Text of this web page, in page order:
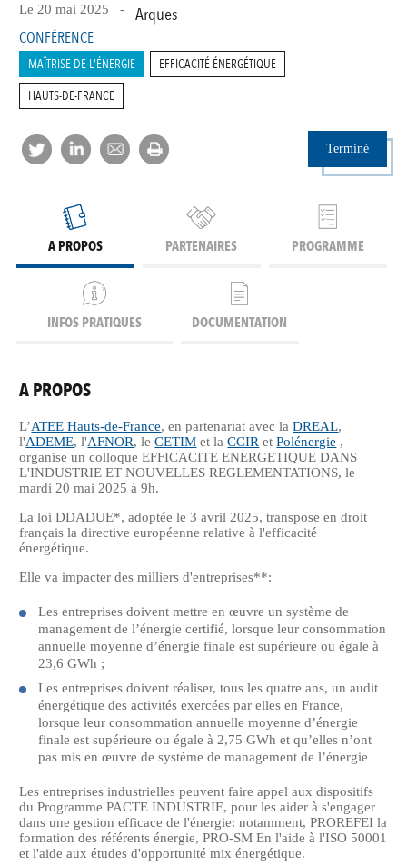
Le 20 mai 2025 - Arques
CONFÉRENCE
MAÎTRISE DE L'ÉNERGIE
EFFICACITÉ ÉNERGÉTIQUE
HAUTS-DE-FRANCE
Terminé
A PROPOS PARTENAIRES PROGRAMME
INFOS PRATIQUES DOCUMENTATION
A PROPOS
L’ATEE Hauts-de-France, en partenariat avec laDREAL,
l'ADEME, l'AFNOR, leCETIM et laCCIR etPolénergie ,
organise un colloque EFFICACITE ENERGETIQUE DANS
L'INDUSTRIE ET NOUVELLES REGLEMENTATIONS, le
mardi 20 mai 2025 à 9h.
La loi DDADUE*, adoptée le 3 avril 2025, transpose en droit
français la directive européenne relative à l'efficacité
énergétique.
Elle va impacter des milliers d'entreprises**:
Les entreprises doivent mettre en œuvre un système de
management de l’énergie certifié, lorsque leur consommation
annuelle moyenne d’énergie finale est supérieure ou égale à
23,6 GWh ;
Les entreprises doivent réaliser, tous les quatre ans, un audit
énergétique des activités exercées par elles en France,
lorsque leur consommation annuelle moyenne d’énergie
finale est supérieure ou égale à 2,75 GWh et qu’elles n’ont
pas mis en œuvre de système de management de l’énergie
Les entreprises industrielles peuvent faire appel aux dispositifs
du Programme PACTE INDUSTRIE, pour les aider à s'engager
dans une gestion efficace de l'énergie: notamment, PROREFEI la
formation des référents énergie, PRO-SM En l'aide à l'ISO 50001
et l'aide aux études d'opportunité mix énergétique.